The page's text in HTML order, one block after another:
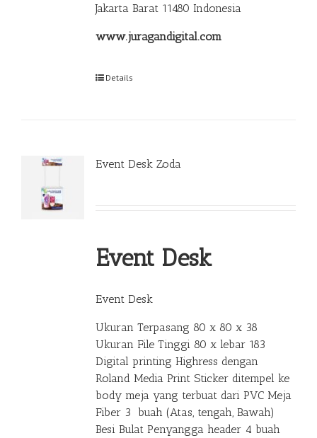
Jakarta Barat 11480 Indonesia
www.juragandigital.com
Details
Event Desk Zoda
Event Desk
Event Desk
Ukuran Terpasang 80 x 80 x 38
Ukuran File Tinggi 80 x lebar 183
Digital printing Highress dengan
Roland Media Print Sticker ditempel ke
body meja yang terbuat dari PVC Meja
Fiber 3 buah (Atas, tengah, Bawah)
Besi Bulat Penyangga header 4 buah